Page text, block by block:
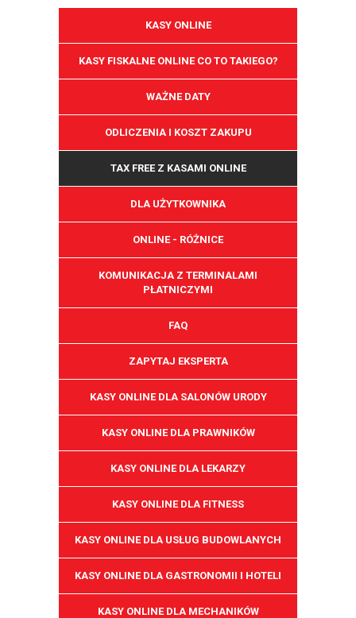
KASY ONLINE
KASY FISKALNE ONLINE CO TO TAKIEGO?
WAŻNE DATY
ODLICZENIA I KOSZT ZAKUPU
TAX FREE Z KASAMI ONLINE
DLA UŻYTKOWNIKA
ONLINE - RÓŻNICE
KOMUNIKACJA Z TERMINALAMI
PŁATNICZYMI
FAQ
ZAPYTAJ EKSPERTA
KASY ONLINE DLA SALONÓW URODY
KASY ONLINE DLA PRAWNIKÓW
KASY ONLINE DLA LEKARZY
KASY ONLINE DLA FITNESS
KASY ONLINE DLA USŁUG BUDOWLANYCH
KASY ONLINE DLA GASTRONOMII I HOTELI
KASY ONLINE DLA MECHANIKÓW